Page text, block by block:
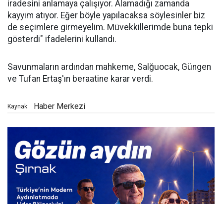
iradesini anlamaya çalışıyor. Alamadığı zamanda
kayyım atıyor. Eğer böyle yapılacaksa söylesinler biz
de seçimlere girmeyelim. Müvekkillerimde buna tepki
gösterdi" ifadelerini kullandı.
Savunmaların ardından mahkeme, Salğuocak, Güngen
ve Tufan Ertaş'ın beraatine karar verdi.
Kaynak: Haber Merkezi